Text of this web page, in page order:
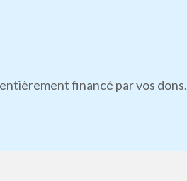
financé par vos dons.